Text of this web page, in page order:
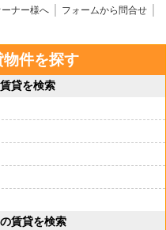
ーナー様へ
フォームから問合せ
件を探す
貸を検索
賃貸を検索